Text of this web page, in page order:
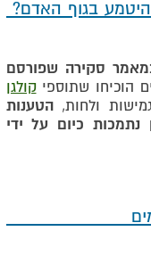
בגוף האדם?
סקירה שפורסם
הוכיחו שתוספיקולגן
ולחות,הטענות
כיום על ידי
שלמים